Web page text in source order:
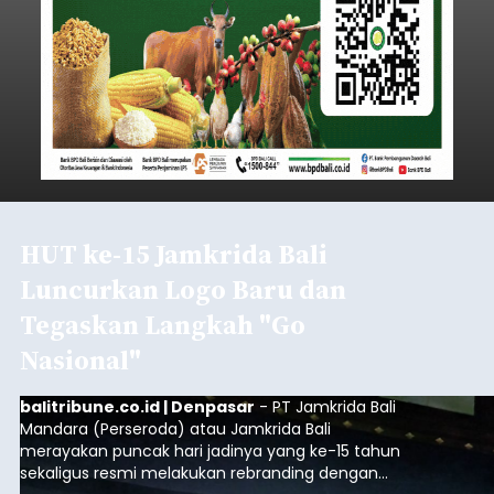
HUT ke-15 Jamkrida Bali
Luncurkan Logo Baru dan
Tegaskan Langkah "Go
Nasional"
balitribune.co.id | Denpasar - PT Jamkrida Bali
Mandara (Perseroda) atau Jamkrida Bali
merayakan puncak hari jadinya yang ke-15 tahun
sekaligus resmi melakukan rebranding dengan